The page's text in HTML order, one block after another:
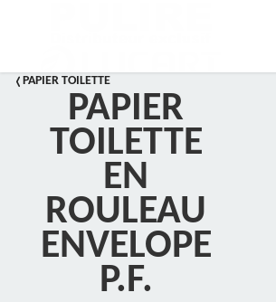
PAPIER TOILETTE
PAPIER
TOILETTE
EN
ROULEAU
ENVELOPE
P.F.